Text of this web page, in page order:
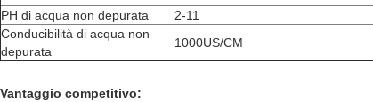
PH di acqua non depurata
2-11
Conducibilità di acqua non
depurata
1000US/CM
Vantaggio competitivo: